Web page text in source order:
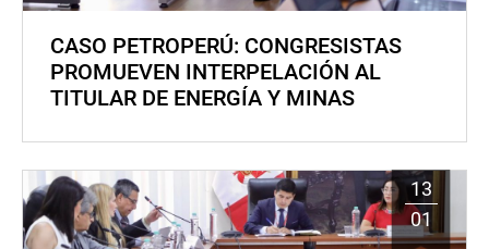
CASO PETROPERÚ: CONGRESISTAS
PROMUEVEN INTERPELACIÓN AL
TITULAR DE ENERGÍA Y MINAS
13
01